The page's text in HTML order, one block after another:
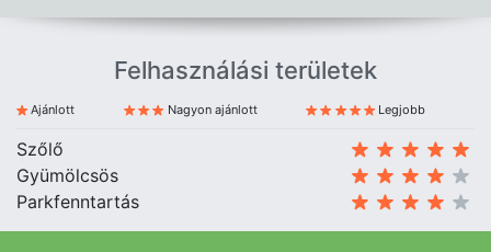
Felhasználási területek
Ajánlott Nagyon ajánlott Legjobb
Szőlő
Gyümölcsös
Parkfenntartás